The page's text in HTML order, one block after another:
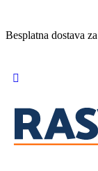
Besplatna dostava